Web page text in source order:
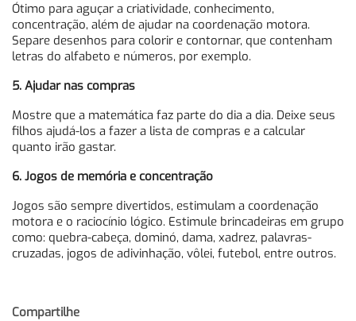
Ótimo para aguçar a criatividade, conhecimento,
concentração, além de ajudar na coordenação motora.
Separe desenhos para colorir e contornar, que contenham
letras do alfabeto e números, por exemplo.
5. Ajudar nas compras
Mostre que a matemática faz parte do dia a dia. Deixe seus
filhos ajudá-los a fazer a lista de compras e a calcular
quanto irão gastar.
6. Jogos de memória e concentração
Jogos são sempre divertidos, estimulam a coordenação
motora e o raciocínio lógico. Estimule brincadeiras em grupo
como: quebra-cabeça, dominó, dama, xadrez, palavras-
cruzadas, jogos de adivinhação, vôlei, futebol, entre outros.
Compartilhe